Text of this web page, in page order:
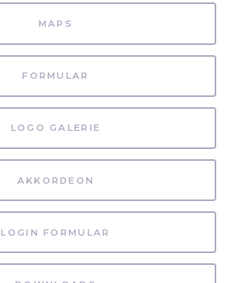
MAPS
FORMULAR
LOGO GALERIE
AKKORDEON
LOGIN FORMULAR